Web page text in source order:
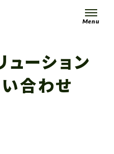
Menu
ーション
合わせ